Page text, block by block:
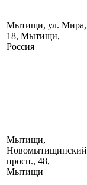
Мытищи, ул. Мира,
18, Мытищи,
Россия
Мытищи,
Новомытищинский
просп., 48,
Мытищи